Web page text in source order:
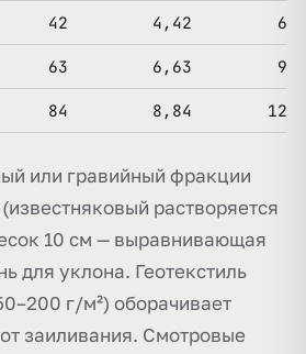
42 4,42 6,1
63 6,63 9,1
84 8,84 12,2
или гравийный фракции
растворяется
10 см — выравнивающая
для уклона. Геотекстиль
г/м²) оборачивает
заиливания. Смотровые